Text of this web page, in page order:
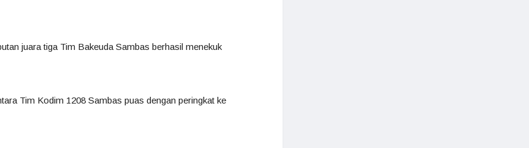
juara tiga Tim Bakeuda Sambas berhasil menekuk
Tim Kodim 1208 Sambas puas dengan peringkat ke